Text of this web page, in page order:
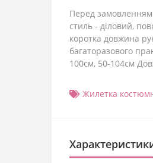
Перед замовленням
стиль - діловий,
коротка довжина
багаторазового
100см, 50-104см
Жилетка